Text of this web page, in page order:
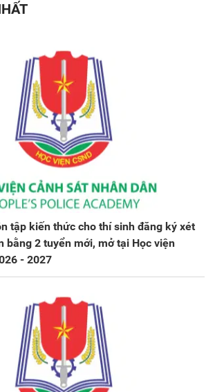
tập kiến thức cho thí sinh đăng ký xét
bằng 2 tuyển mới, mở tại Học viện
- 2027